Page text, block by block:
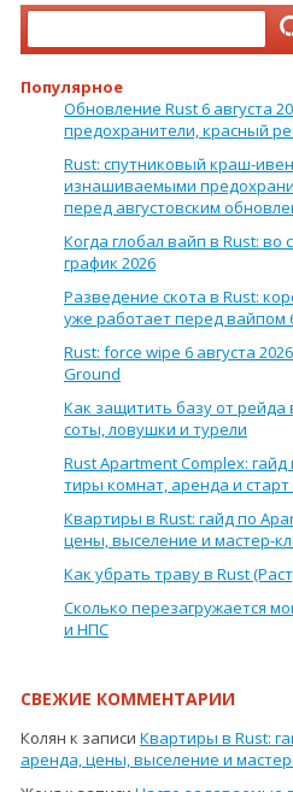
Найти:
Популярное
Обновление Rust 6 августа
предохранители, красный
Rust: спутниковый краш-
изнашиваемыми
перед августовским
Когда глобал вайп в Rust:
график 2026
Разведение скота в Rust:
уже работает перед вайпом
Rust: force wipe 6 августа
Ground
Как защитить базу от рейда
соты, ловушки и турели
Rust Apartment Complex:
тиры комнат, аренда и
Квартиры в Rust: гайд по
цены, выселение и мастер-
Как убрать траву в Rust
Сколько перезагружается
и НПС
СВЕЖИЕ КОММЕНТАРИИ
Колян к записи Квартиры в Rust:
аренда, цены, выселение и